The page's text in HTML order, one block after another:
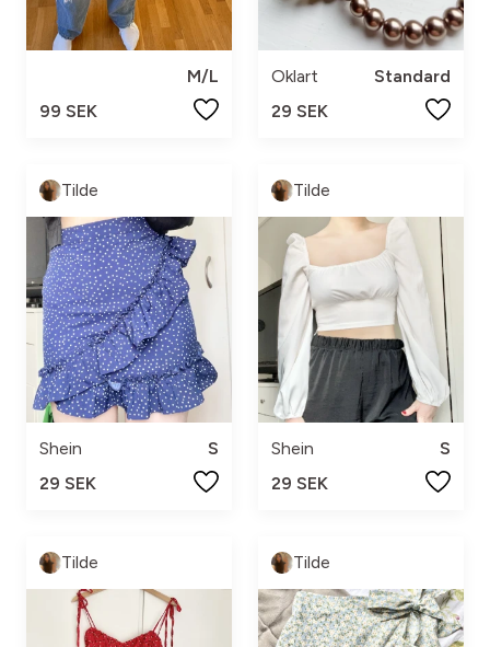
M/L
99 SEK
Oklart
Standard
29 SEK
Tilde
Shein
S
29 SEK
Tilde
Shein
S
29 SEK
Tilde Tilde